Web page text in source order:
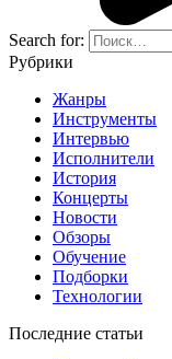
Search for:
Рубрики
Жанры
Инструменты
Интервью
Исполнители
История
Концерты
Новости
Обзоры
Обучение
Подборки
Технологии
Последние статьи